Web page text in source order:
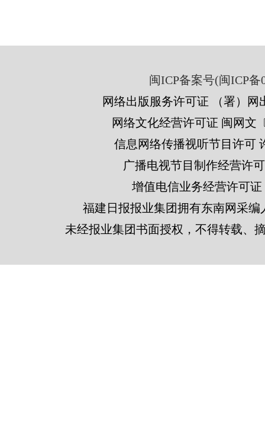
闽ICP备案号(闽ICP备
网络出版服务许可证 （署）网
网络文化经营许可证 闽网文
信息网络传播视听节目许可
广播电视节目制作经营许
增值电信业务经营许可证
福建日报报业集团拥有东南网采
未经报业集团书面授权，不得转载、